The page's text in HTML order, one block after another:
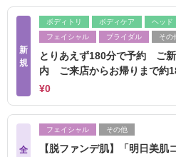
新
規
ボディトリ ボディケア ヘッド
フェイシャル
ブライダル その
とりあえず180分で予約 ご
内 ご来店からお帰りまで約
¥0
全
フェイシャル その他
【脱ファンデ肌】「明日美肌